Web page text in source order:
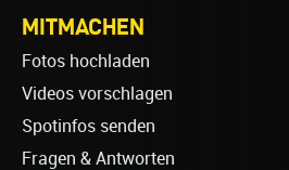
MITMACHEN
Fotos hochladen
Videos vorschlagen
Spotinfos senden
Fragen & Antworten